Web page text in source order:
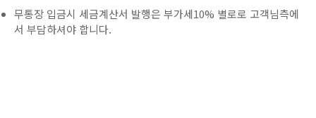
무통장 입금시 세금계산서 발행은 부가세10% 별로로 고객님측에
서 부담하셔야 합니다.